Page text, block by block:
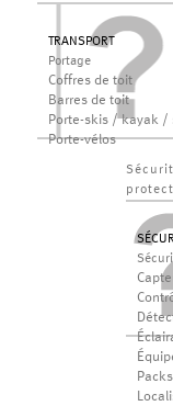
TRANSPORT
Portage
Coffres de toit
Barres de toit
Porte-skis / kayak /
Porte-vélos